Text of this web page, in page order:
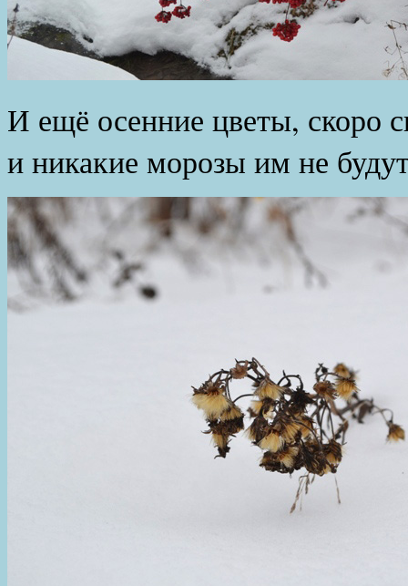
И ещё осенние цветы, скоро
и никакие морозы им не